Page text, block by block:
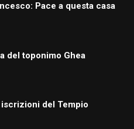
Pace a questa casa
del toponimo Ghea
del Tempio